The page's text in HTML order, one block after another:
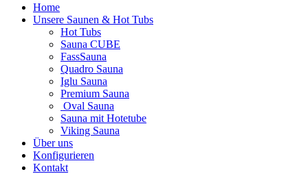
Home
Unsere Saunen & Hot Tubs
Hot Tubs
Sauna CUBE
FassSauna
Quadro Sauna
Iglu Sauna
Premium Sauna
Oval Sauna
Sauna mit Hotetube
Viking Sauna
Über uns
Konfigurieren
Kontakt